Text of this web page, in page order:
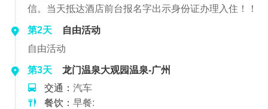
信。当天抵达酒店前台报名字出示身份证办理入住！！
第2天
自由活动
自由活动
第3天
龙门温泉大观园温泉-广州
交通： 汽车
餐饮： 早餐: